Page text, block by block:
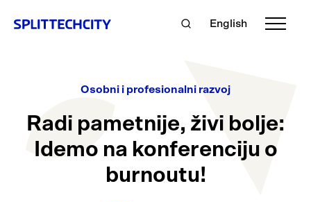
English
Osobni i profesionalni razvoj
Radi pametnije, živi bolje:
Idemo na konferenciju o
burnoutu!